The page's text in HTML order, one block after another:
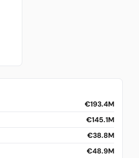
€193.4M
€145.1M
€38.8M
€48.9M